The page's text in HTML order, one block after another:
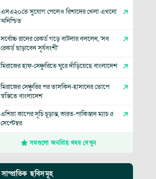
এসএ২০তে সুযোগ পেলেও রিশাদের খেলা এখনো
অনিশ্চিত
সর্বোচ্চ রানের রেকর্ড গড়ে বাটলার বললেন, 'সব
রেকর্ড ছাড়াবেন সূর্যবংশী'
মিরাজের হাফ-সেঞ্চুরিতে ঘুরে দাঁড়িয়েছে বাংলাদেশ
মিরাজের সেঞ্চুরির পর তাসকিন-হাসানের তোপে
স্বস্তিতে বাংলাদেশ
এশিয়া কাপের সূচি চূড়ান্ত, ভারত-পাকিস্তান ম্যাচ ৫
সেপ্টেম্বর
সবগুলো জনপ্রিয় খবর দেখুন
সাম্প্রতিক ছবিসমূহ